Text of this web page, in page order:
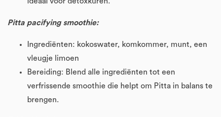
Pitta pacifying smoothie:
Ingrediënten: kokoswater, komkommer, munt, een
vleugje limoen
Bereiding: Blend alle ingrediënten tot een
verfrissende smoothie die helpt om Pitta in balans te
brengen.